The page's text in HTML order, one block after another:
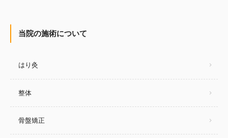
当院の施術について
はり灸
整体
骨盤矯正